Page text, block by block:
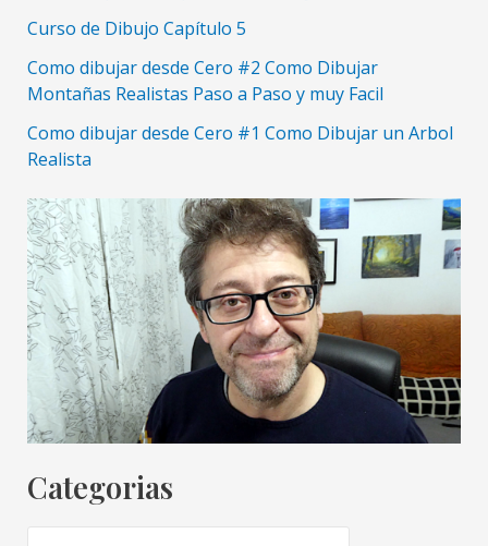
Curso de Dibujo Capítulo 5
Como dibujar desde Cero #2 Como Dibujar
Montañas Realistas Paso a Paso y muy Facil
Como dibujar desde Cero #1 Como Dibujar un Arbol
Realista
Categorias